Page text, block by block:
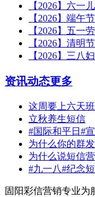
【2026】六一
【2026】端午
【2026】五一
【2026】清明
【2026】三八
资讯动态更多
这周要上六天
立秋养生短信
#国际和平日#
为什么你的群
为什么说短信
#九一八#纪念
固阳彩信营销专业为